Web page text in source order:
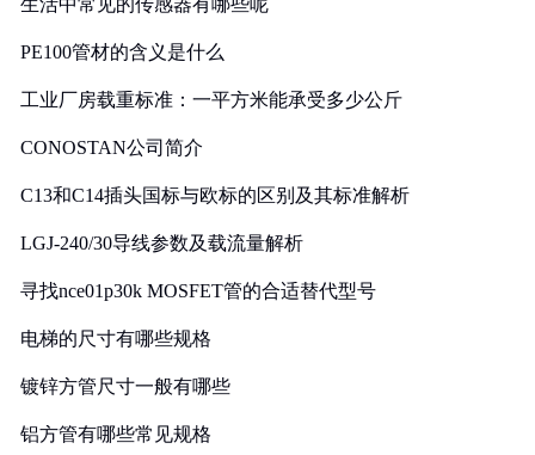
生活中常见的传感器有哪些呢
PE100管材的含义是什么
工业厂房载重标准：一平方米能承受多少公斤
CONOSTAN公司简介
C13和C14插头国标与欧标的区别及其标准解析
LGJ-240/30导线参数及载流量解析
寻找nce01p30k MOSFET管的合适替代型号
电梯的尺寸有哪些规格
镀锌方管尺寸一般有哪些
铝方管有哪些常见规格